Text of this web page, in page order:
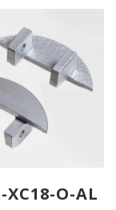
XC18-O-AL